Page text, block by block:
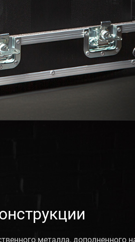
металла, дополненного